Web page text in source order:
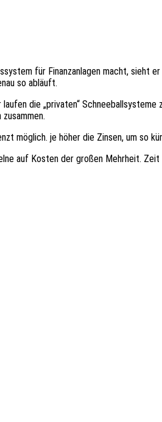
für Finanz­an­la­gen macht, sieht
so abläuft.
die „priva­ten“
möglich. je höher die Zinsen, um so
auf Kosten der großen Mehr­heit. Zeit